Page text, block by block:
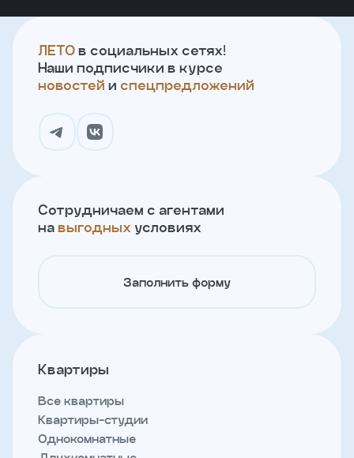
ЛЕТО в социальных сетях!
Наши подписчики в курсе
новостей и спецпредложений
Сотрудничаем с агентами
на выгодных условиях
Заполнить форму
Квартиры
Все квартиры
Квартиры-студии
Однокомнатные